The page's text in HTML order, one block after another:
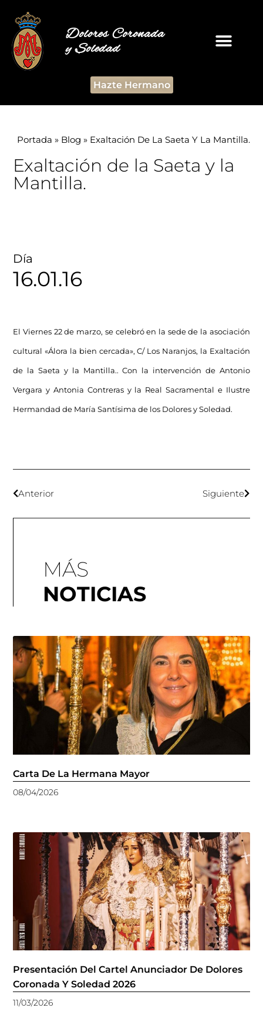
Dolores Coronada
y Soledad
Hazte Hermano
Portada » Blog » Exaltación De La Saeta Y La Mantilla.
Exaltación de la Saeta y la
Mantilla.
Día
16.01.16
El Viernes 22 de marzo, se celebró en la sede de la asociación
cultural «Álora la bien cercada», C/ Los Naranjos, la Exaltación
de la Saeta y la Mantilla.. Con la intervención de Antonio
Vergara y Antonia Contreras y la Real Sacramental e Ilustre
Hermandad de María Santísima de los Dolores y Soledad.
Anterior Siguiente
MÁS
NOTICIAS
Carta De La Hermana Mayor
08/04/2026
Presentación Del Cartel Anunciador De Dolores
Coronada Y Soledad 2026
11/03/2026